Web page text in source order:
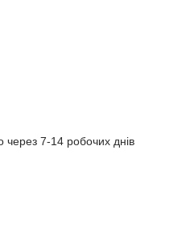
через 7-14 робочих днів